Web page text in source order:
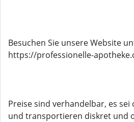
Besuchen Sie unsere Website
https://professionelle-
Preise sind verhandelbar, es sei
und transportieren diskret und